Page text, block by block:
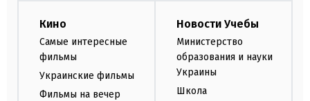
Кино
Самые интересные
фильмы
Украинские фильмы
Фильмы на вечер
Новости Учебы
Министерство
образования и науки
Украины
Школа